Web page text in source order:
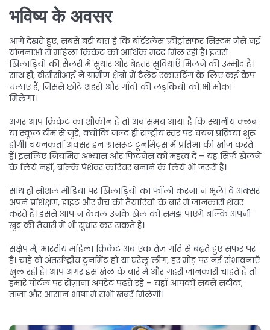
भविष्य के अवसर
आगे देखते हुए, सबसे बड़ी बात है कि बॉर्डरलेस फ़्रीट्रांसफर सिस्टम जैसे नई
योजनाओं से महिला क्रिकेट को आर्थिक मदद मिल रही है। इससे
खिलाड़ियों की सैलरी में सुधार और बेहतर सुविधाएँ मिलने की उम्मीद है।
साथ ही, बीसीसीआई ने ग्रामीण क्षेत्रों में टैलेंट स्काउटिंग के लिए कई कैंप
चलाए हैं, जिससे छोटे शहरों और गाँवों की लड़कियों को भी मौका
मिलेगा।
अगर आप क्रिकेट का शौक़ीन हैं तो अब समय आया है कि स्थानीय क्लब
या स्कूल टीम से जुड़ें, क्योंकि जल्द ही राष्ट्रीय स्तर पर चयन प्रक्रिया शुरू
होगी। चयनकर्ता अक्सर इन ग्रासरूट टूर्नामेंट्स में प्रतिभा की खोज करते
हैं। इसलिए नियमित अभ्यास और फिटनेस को महत्व दें – यह सिर्फ खेलने
के लिये नहीं, बल्कि पेशेवर करियर बनाने के लिये भी जरूरी है।
साथ ही सोशल मीडिया पर खिलाड़ियों का फॉलो करना न भूलें। वे अक्सर
अपने प्रशिक्षण, डाइट और मैच की तैयारियों के बारे में जानकारी शेयर
करते हैं। इससे आप न केवल उनके खेल को समझ पाएंगे बल्कि अपनी
खुद की तैयारी में भी सुधार कर सकते हैं।
संक्षेप में, भारतीय महिला क्रिकेट अब एक तेज़ गति से बढ़ते हुए सफर पर
है। चाहे वो अंतर्राष्ट्रीय टूर्नामेंट हो या घरेलू लीग, हर मोड़ पर नई संभावनाएँ
खुल रही हैं। आप अगर इस खेल के बारे में और गहरी जानकारी चाहते हैं तो
हमारे पोर्टल पर रोज़ाना अपडेट पढ़ते रहें – यहाँ आपको सबसे सटीक,
ताज़ा और आसान भाषा में सभी खबरें मिलेंगी।